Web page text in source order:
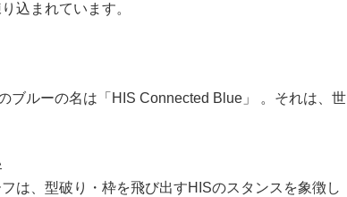
込まれています。
ブルーの名は「HIS Connected Blue」 。それは、世
は、型破り・枠を飛び出すHISのスタンスを象徴し